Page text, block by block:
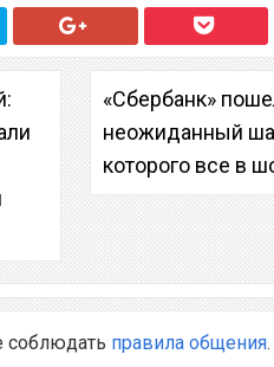
«Сбербанк»
неожиданный
которого все в
соблюдать правила общения.